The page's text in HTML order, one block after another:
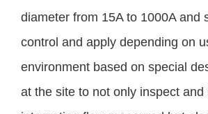
diameter from 15A to 1000A and
control and apply depending on
environment based on special
at the site to not only inspect and